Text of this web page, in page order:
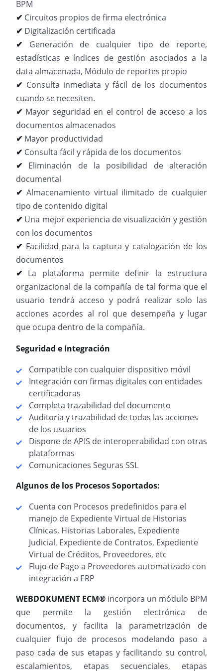
BPM
✔ Circuitos propios de firma electrónica
✔ Digitalización certificada
✔ Generación de cualquier tipo de reporte,
estadísticas e índices de gestión asociados a la
data almacenada, Módulo de reportes propio
✔ Consulta inmediata y fácil de los documentos
cuando se necesiten.
✔ Mayor seguridad en el control de acceso a los
documentos almacenados
✔ Mayor productividad
✔ Consulta fácil y rápida de los documentos
✔ Eliminación de la posibilidad de alteración
documental
✔ Almacenamiento virtual ilimitado de cualquier
tipo de contenido digital
✔ Una mejor experiencia de visualización y gestión
con los documentos
✔ Facilidad para la captura y catalogación de los
documentos
✔ La plataforma permite definir la estructura
organizacional de la compañía de tal forma que el
usuario tendrá acceso y podrá realizar solo las
acciones acordes al rol que desempeña y lugar
que ocupa dentro de la compañía.
Seguridad e Integración
Compatible con cualquier dispositivo móvil
Integración con firmas digitales con entidades
certificadoras
Completa trazabilidad del documento
Auditoría y trazabilidad de todas las acciones
de los usuarios
Dispone de APIS de interoperabilidad con otras
plataformas
Comunicaciones Seguras SSL
Algunos de los Procesos Soportados:
Cuenta con Procesos predefinidos para el
manejo de Expediente Virtual de Historias
Clínicas, Historias Laborales, Expediente
Judicial, Expediente de Contratos, Expediente
Virtual de Créditos, Proveedores, etc
Flujo de Pago a Proveedores automatizado con
integración a ERP
WEBDOKUMENT ECM® incorpora un módulo BPM
que permite la gestión electrónica de
documentos, y facilita la parametrización de
cualquier flujo de procesos modelando paso a
paso cada de sus etapas y facilitando su control,
escalamientos, etapas secuenciales, etapas